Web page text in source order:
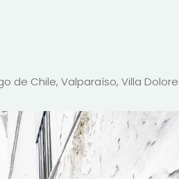
de Chile, Valparaíso, Villa